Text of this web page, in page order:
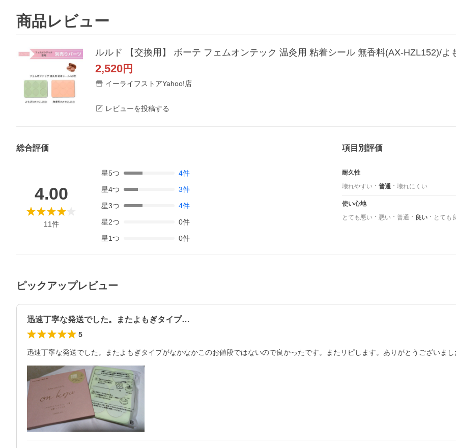
商品レビュー
ルルド 【交換用】 ボーテ フェムオンテック 温灸用 粘着シール 無香料(AX-HZL152)/
2,520円
イーライフストアYahoo!店
レビューを投稿する
総合評価
4.00
11件
星5つ 4件
星4つ 3件
星3つ 4件
星2つ 0件
星1つ 0件
項目別評価
耐久性
壊れやすい
普通 壊れにくい
使い心地
とても悪い
悪い 普通 良い とても
ピックアップレビュー
迅速丁寧な発送でした。またよもぎタイプ…
5
迅速丁寧な発送でした。またよもぎタイプがなかなかこのお値段ではないので良かったです。またリピします。ありがとうございまし